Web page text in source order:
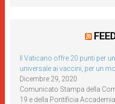
Il Vaticano offre 20 punti per
universale ai vaccini, per un
Dicembre 29, 2020
Comunicato Stampa della
19 e della Pontificia Accademia